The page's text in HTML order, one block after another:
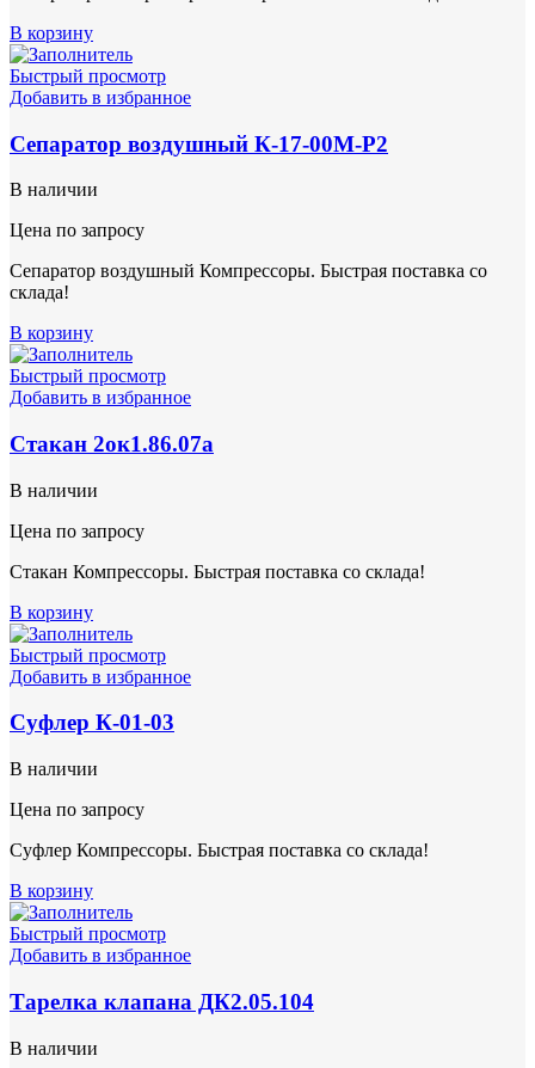
В корзину
Быстрый просмотр
Добавить в избранное
Сепаратор воздушный К-17-00М-Р2
В наличии
Цена по запросу
Сепаратор воздушный Компрессоры. Быстрая поставка со
склада!
В корзину
Быстрый просмотр
Добавить в избранное
Стакан 2ок1.86.07а
В наличии
Цена по запросу
Стакан Компрессоры. Быстрая поставка со склада!
В корзину
Быстрый просмотр
Добавить в избранное
Суфлер К-01-03
В наличии
Цена по запросу
Суфлер Компрессоры. Быстрая поставка со склада!
В корзину
Быстрый просмотр
Добавить в избранное
Тарелка клапана ДК2.05.104
В наличии